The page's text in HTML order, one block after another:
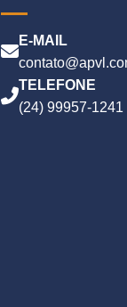
E-MAIL
TELEFONE
(24) 99957-1241